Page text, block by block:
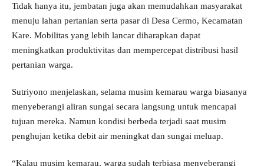
Tidak hanya itu, jembatan juga akan memudahkan masyarakat
menuju lahan pertanian serta pasar di Desa Cermo, Kecamatan
Kare. Mobilitas yang lebih lancar diharapkan dapat
meningkatkan produktivitas dan mempercepat distribusi hasil
pertanian warga.
Sutriyono menjelaskan, selama musim kemarau warga biasanya
menyeberangi aliran sungai secara langsung untuk mencapai
tujuan mereka. Namun kondisi berbeda terjadi saat musim
penghujan ketika debit air meningkat dan sungai meluap.
“Kalau musim kemarau, warga sudah terbiasa menyeberangi